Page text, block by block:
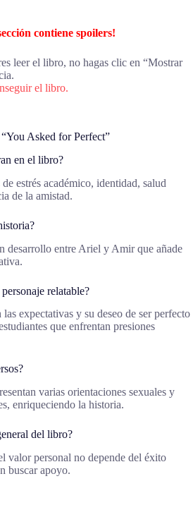
contiene spoilers!
leer el libro, no hagas clic en “Mostrar
el libro.
Asked for Perfect”
en el libro?
estrés académico, identidad, salud
de la amistad.
desarrollo entre Ariel y Amir que añade
relatable?
expectativas y su deseo de ser perfecto
que enfrentan presiones
varias orientaciones sexuales y
enriqueciendo la historia.
del libro?
valor personal no depende del éxito
buscar apoyo.